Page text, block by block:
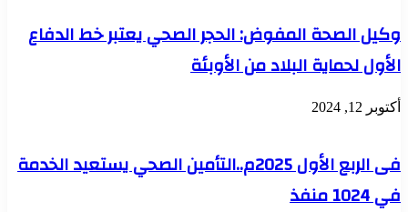
وكيل الصحة المفوض: الحجر الصحي يعتبر خط الدفاع
الأول لحماية البلاد من الأوبئة
أكتوبر 12, 2024
فى الربع الأول 2025م..التأمين الصحي يستعيد الخدمة
في 1024 منفذ